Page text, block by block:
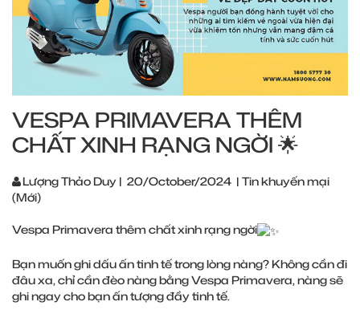
VESPA PRIMAVERA THÊM
CHẤT XINH RẠNG NGỜI 🌟
Lượng Thảo Duy | 20/October/2024 | Tin khuyến mại
(Mới)
Vespa Primavera thêm chất xinh rạng ngời
Bạn muốn ghi dấu ấn tinh tế trong lòng nàng? Không cần đi
đâu xa, chỉ cần đèo nàng bằng Vespa Primavera, nàng sẽ
ghi ngay cho bạn ấn tượng đầy tinh tế.